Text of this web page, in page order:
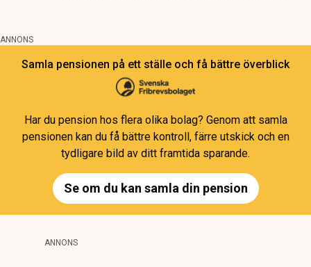
ANNONS
Samla pensionen på ett ställe och få bättre överblick
Har du pension hos flera olika bolag? Genom att samla
pensionen kan du få bättre kontroll, färre utskick och en
tydligare bild av ditt framtida sparande.
Se om du kan samla din pension
ANNONS